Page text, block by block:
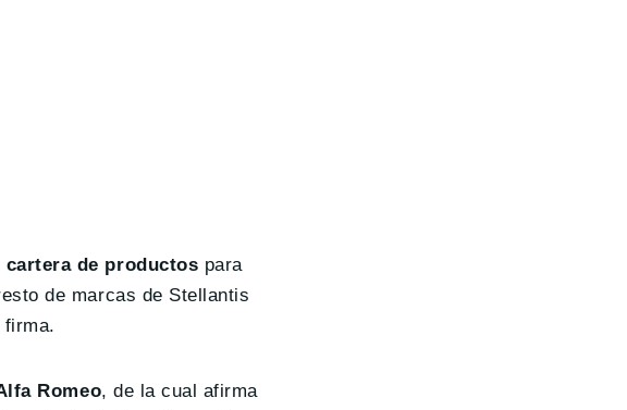
cartera de productos para
de marcas de Stellantis
firma.
Romeo, de la cual afirma